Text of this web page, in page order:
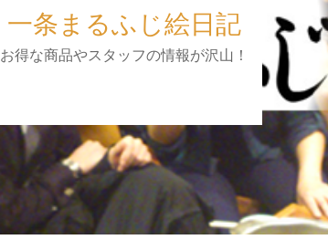
一条まるふじ絵日記
お得な商品やスタッフの情報が沢山！